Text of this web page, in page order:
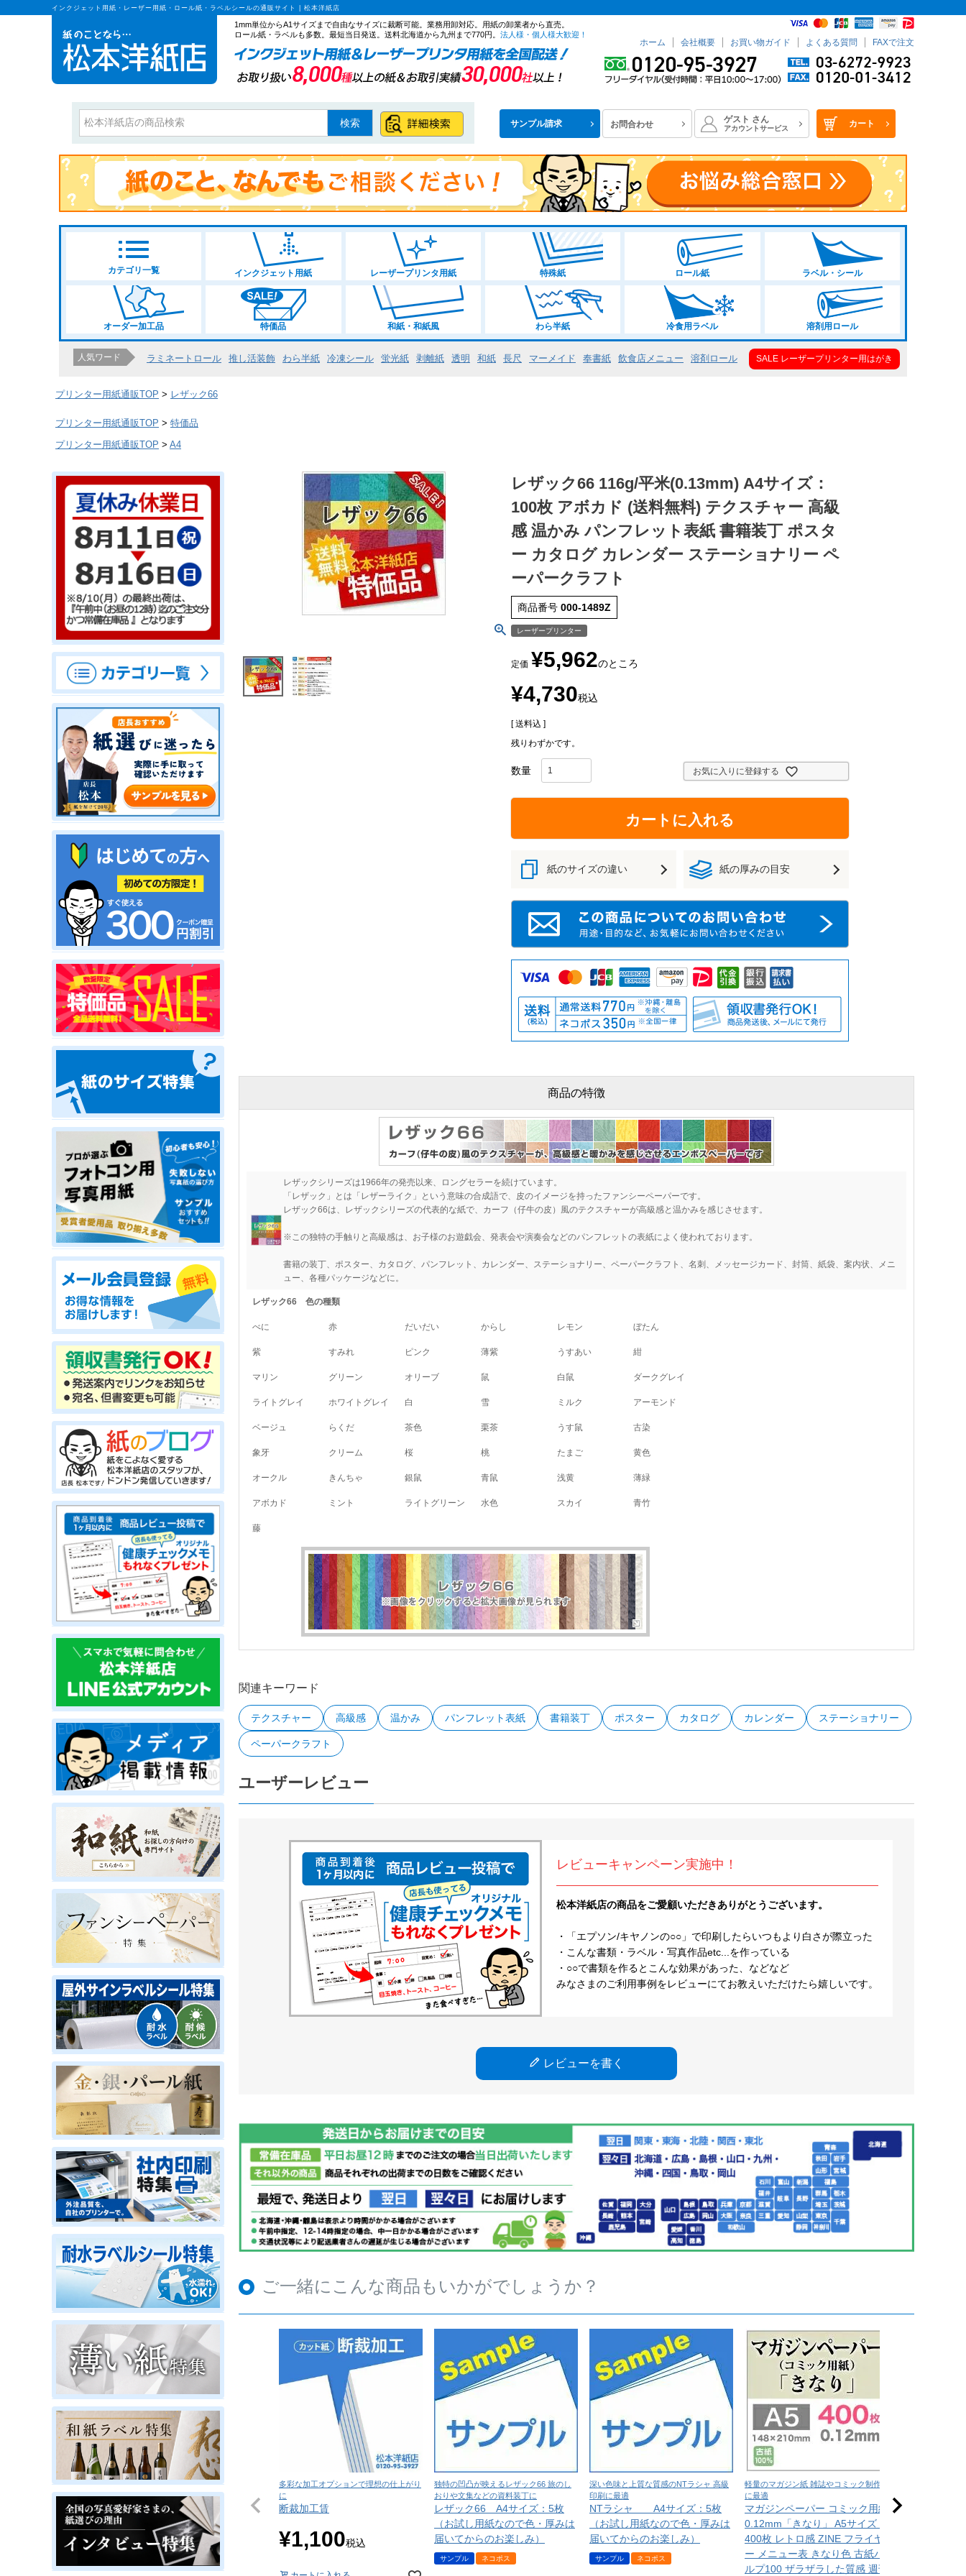
インクジェット用紙・レーザー用紙・ロール紙・ラベルシールの通販サイト | 松本洋紙店
1mm単位からA1サイズまで自由なサイズに裁断可能。業務用卸対応。用紙の卸業者から直売。
ロール紙・ラベルも多数。最短当日発送。送料北海道から九州まで770円。 法人様・個人様大歓迎！
ホーム 会社概要 お買い物ガイド よくある質問 FAXで注文
サンプル請求 お問合わせ ゲスト さん
アカウントサービス カート
検索
カテゴリ一覧 インクジェット用紙 レーザープリンタ用紙 特殊紙 ロール紙 ラベル・シール
オーダー加工品 特価品 和紙・和紙風 わら半紙 冷食用ラベル 溶剤用ロール
人気ワード ラミネートロール 推し活装飾 わら半紙 冷凍シール 蛍光紙 剥離紙 透明 和紙 長尺 マーメイド 奉書紙 飲食店メニュー 溶剤ロール SALE レーザープリンター用はがき
プリンター用紙通販TOP レザック66
プリンター用紙通販TOP
特価品
プリンター用紙通販TOP
A4
レザック66 116g/平米(0.13mm) A4サイズ：
100枚 アボカド (送料無料) テクスチャー 高級
感 温かみ パンフレット表紙 書籍装丁 ポスタ
ー カタログ カレンダー ステーショナリー ペ
ーパークラフト
商品番号 000-1489Z
レーザープリンター
定価 ¥5,962のところ
¥4,730税込
送料込
残りわずかです。
お気に入りに登録する
カートに入れる
紙のサイズの違い 紙の厚みの目安
商品の特徴
レザックシリーズは1966年の発売以来、ロングセラーを続けています。
「レザック」とは「レザーライク」という意味の合成語で、皮のイメージを持ったファンシーペーパーです。
レザック66は、レザックシリーズの代表的な紙で、カーフ（仔牛の皮）風のテクスチャーが高級感と温かみを感じさせます。
※この独特の手触りと高級感は、お子様のお遊戯会、発表会や演奏会などのパンフレットの表紙によく使われております。
書籍の装丁、ポスター、カタログ、パンフレット、カレンダー、ステーショナリー、ペーパークラフト、名刺、メッセージカード、封筒、紙袋、案内状、メニ
ュー、各種パッケージなどに。
レザック66 色の種類
べに 赤 だいだい からし レモン ぼたん
紫 すみれ ピンク 薄紫 うすあい 紺
マリン グリーン オリーブ 鼠 白鼠 ダークグレイ
ライトグレイ ホワイトグレイ 白 雪 ミルク アーモンド
ベージュ らくだ 茶色 栗茶 うす鼠 古染
象牙 クリーム 桜 桃 たまご 黄色
オークル きんちゃ 銀鼠 青鼠 浅黄 薄緑
アボカド ミント ライトグリーン 水色 スカイ 青竹
藤
関連キーワード
テクスチャー 高級感 温かみ パンフレット表紙 書籍装丁 ポスター カタログ カレンダー ステーショナリー
ペーパークラフト
ユーザーレビュー
レビューキャンペーン実施中！
松本洋紙店の商品をご愛顧いただきありがとうございます。
・「エプソン/キヤノンの○○」で印刷したらいつもより白さが際立った
・こんな書類・ラベル・写真作品etc...を作っている
・○○で書類を作るとこんな効果があった、などなど
みなさまのご利用事例をレビューにてお教えいただけたら嬉しいです。
レビューを書く
ご一緒にこんな商品もいかがでしょうか？
多彩な加工オプションで理想の仕上がり
に
断裁加工賃
¥1,100税込
独特の凹凸が映えるレザック66 旅のし
おりや文集などの資料装丁に
レザック66 A4サイズ：5枚
（お試し用紙なので色・厚みは
届いてからのお楽しみ）
サンプル ネコポス
深い色味と上質な質感のNTラシャ 高級
印刷に最適
NTラシャ A4サイズ：5枚
（お試し用紙なので色・厚みは
届いてからのお楽しみ）
サンプル ネコポス
軽量のマガジン紙 雑誌やコミック制作
に最適
マガジンペーパー コミック用紙
0.12mm「きなり」 A5サイズ：
400枚 レトロ感 ZINE フライヤ
ー メニュー表 きなり色 古紙パ
ルプ100 ザラザラした質感 週刊
印画紙＞ 170